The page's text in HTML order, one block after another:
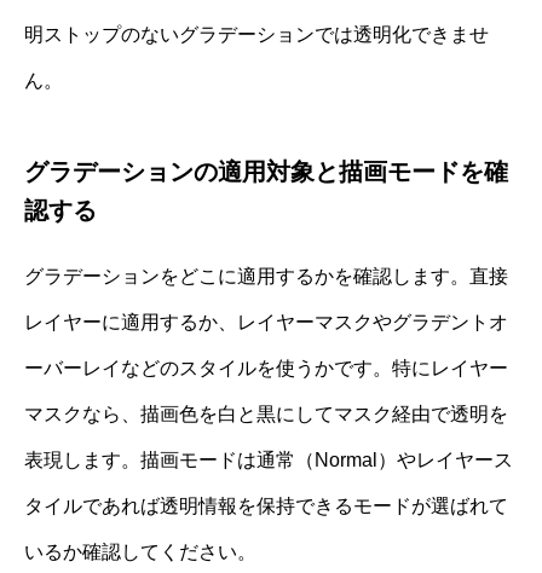
明ストップのないグラデーションでは透明化できませ
ん。
グラデーションの適用対象と描画モードを確
認する
グラデーションをどこに適用するかを確認します。直接
レイヤーに適用するか、レイヤーマスクやグラデントオ
ーバーレイなどのスタイルを使うかです。特にレイヤー
マスクなら、描画色を白と黒にしてマスク経由で透明を
表現します。描画モードは通常（Normal）やレイヤース
タイルであれば透明情報を保持できるモードが選ばれて
いるか確認してください。